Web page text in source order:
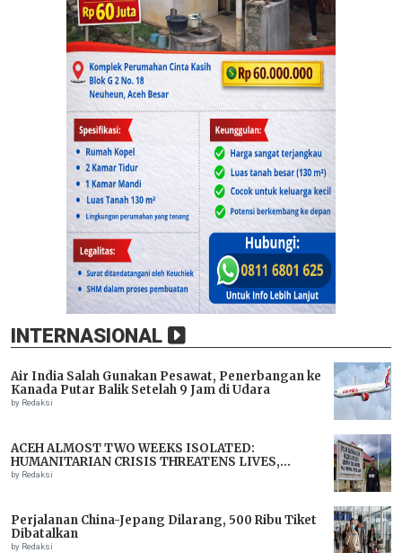
INTERNASIONAL
Air India Salah Gunakan Pesawat, Penerbangan ke
Kanada Putar Balik Setelah 9 Jam di Udara
by Redaksi
ACEH ALMOST TWO WEEKS ISOLATED:
HUMANITARIAN CRISIS THREATENS LIVES,
IMMEDIATE ASSISTANCE URGENTLY NEEDED
by Redaksi
Perjalanan China-Jepang Dilarang, 500 Ribu Tiket
Dibatalkan
by Redaksi